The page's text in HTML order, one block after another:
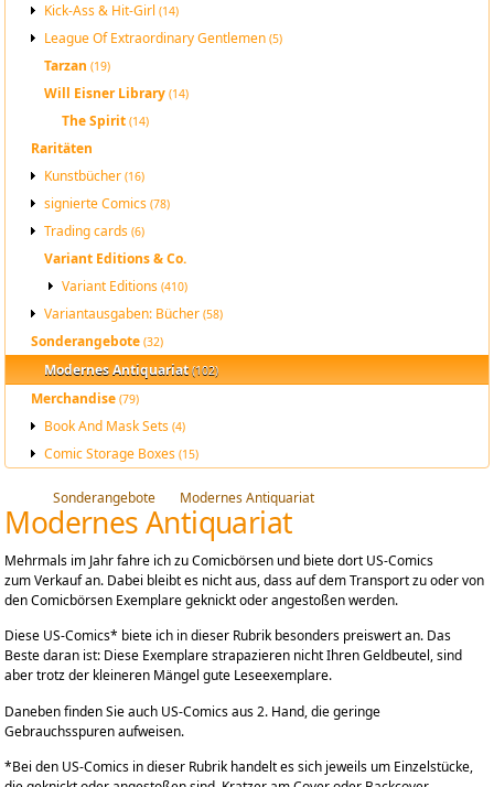
Kick-Ass & Hit-Girl(14)
League Of Extraordinary Gentlemen(5)
Tarzan(19)
Will Eisner Library(14)
The Spirit(14)
Raritäten
Kunstbücher(16)
signierte Comics(78)
Trading cards(6)
Variant Editions & Co.
Variant Editions(410)
Variantausgaben: Bücher(58)
Sonderangebote(32)
Modernes Antiquariat(102)
Merchandise(79)
Book And Mask Sets(4)
Comic Storage Boxes(15)
Sonderangebote Modernes Antiquariat
Modernes Antiquariat
Mehrmals im Jahr fahre ich zu Comicbörsen und biete dort US-Comics
zum Verkauf an. Dabei bleibt es nicht aus, dass auf dem Transport zu oder von
den Comicbörsen Exemplare geknickt oder angestoßen werden.
Diese US-Comics* biete ich in dieser Rubrik besonders preiswert an. Das
Beste daran ist: Diese Exemplare strapazieren nicht Ihren Geldbeutel, sind
aber trotz der kleineren Mängel gute Leseexemplare.
Daneben finden Sie auch US-Comics aus 2. Hand, die geringe
Gebrauchsspuren aufweisen.
*Bei den US-Comics in dieser Rubrik handelt es sich jeweils um Einzelstücke,